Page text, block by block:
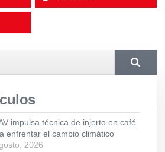
impulsa técnica de injerto en café
enfrentar el cambio climático
2026